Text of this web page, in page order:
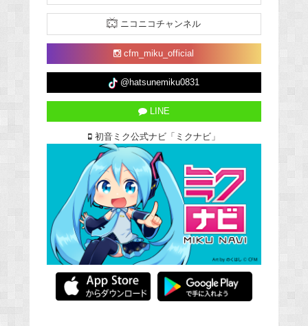
ニコニコチャンネル
cfm_miku_official
@hatsunemiku0831
LINE
初音ミク公式ナビ「ミクナビ」